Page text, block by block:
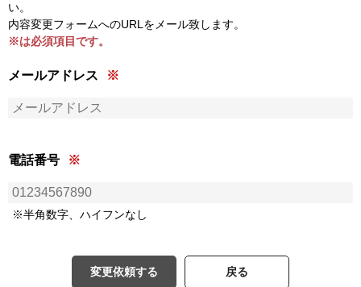
い。
内容変更フォームへのURLをメール致します。
※は必須項目です。
メールアドレス
電話番号
※半角数字、ハイフンなし
変更依頼する 戻る